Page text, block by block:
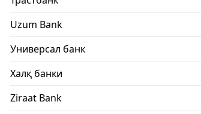
Uzum Bank
Универсал банк
Халқ банки
Ziraat Bank